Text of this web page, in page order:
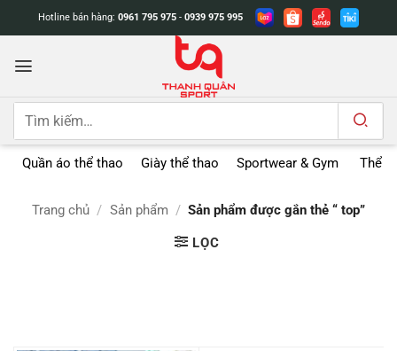
dung
Hotline bán hàng: 0961 795 975 - 0939 975 995
Tìm
Quần áo thể thao Giày thể thao Sportwear & Gym Thể
Trang chủ / Sản phẩm / Sản phẩm được gắn thẻ “ top”
LỌC